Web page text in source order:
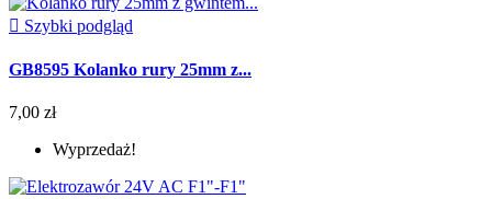
 Szybki podgląd
GB8595 Kolanko rury 25mm z...
7,00 zł
Wyprzedaż!